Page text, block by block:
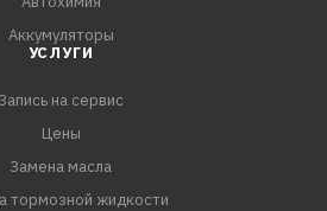
Аккумуляторы
УСЛУГИ
Запись на сервис
Цены
Замена масла
тормозной жидкости